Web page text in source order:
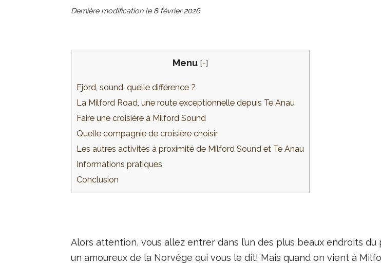
Dernière modification le 8 février 2026
Menu [-]
Fjord, sound, quelle différence ?
La Milford Road, une route exceptionnelle depuis Te Anau
Faire une croisière à Milford Sound
Quelle compagnie de croisière choisir
Les autres activités à proximité de Milford Sound et Te Anau
Informations pratiques
Conclusion
Alors attention, vous allez entrer dans l’un des plus beaux endroits du
un amoureux de la Norvège qui vous le dit! Mais quand on vient à